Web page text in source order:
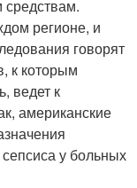
средствам.
регионе, и
говорят
к которым
ведет к
американские
у больных